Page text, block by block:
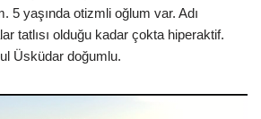
5 yaşında otizmli oğlum var. Adı
tatlısı olduğu kadar çokta hiperaktif.
Üsküdar doğumlu.